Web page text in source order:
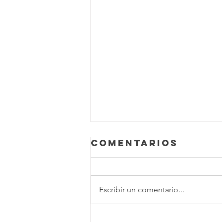
Comentarios
Escribir un comentario...